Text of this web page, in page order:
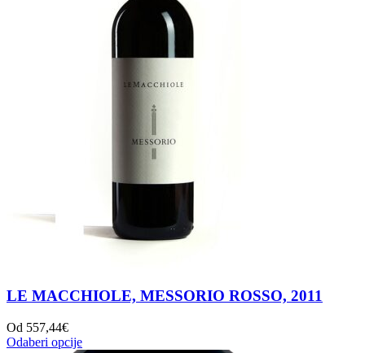
LE MACCHIOLE, MESSORIO ROSSO, 2011
Od 557,44€
Odaberi opcije